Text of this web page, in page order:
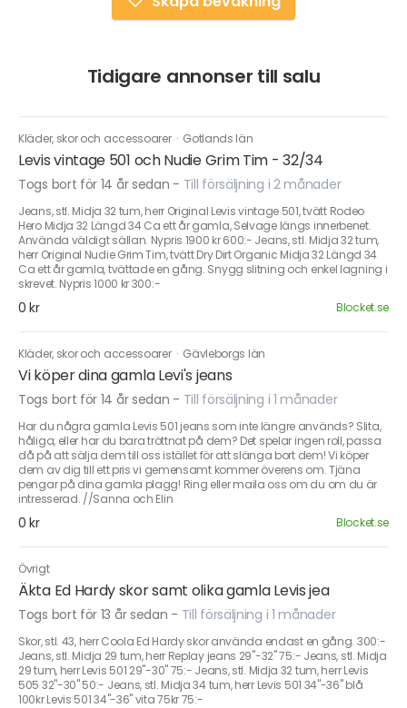
Tidigare annonser till salu
Kläder, skor och accessoarer · Gotlands län
Levis vintage 501 och Nudie Grim Tim - 32/34
Togs bort för 14 år sedan - Till försäljning i 2 månader
Jeans, stl. Midja 32 tum, herr Original Levis vintage 501, tvätt Rodeo
Hero Midja 32 Längd 34 Ca ett år gamla, Selvage längs innerbenet.
Använda väldigt sällan. Nypris 1900 kr 600:- Jeans, stl. Midja 32 tum,
herr Original Nudie Grim Tim, tvätt Dry Dirt Organic Midja 32 Längd 34
Ca ett år gamla, tvättade en gång. Snygg slitning och enkel lagning i
skrevet. Nypris 1000 kr 300:-
0 kr Blocket.se
Kläder, skor och accessoarer · Gävleborgs län
Vi köper dina gamla Levi's jeans
Togs bort för 14 år sedan - Till försäljning i 1 månader
Har du några gamla Levis 501 jeans som inte längre används? Slita,
håliga, eller har du bara tröttnat på dem? Det spelar ingen roll, passa
då på att sälja dem till oss istället för att slänga bort dem! Vi köper
dem av dig till ett pris vi gemensamt kommer överens om. Tjäna
pengar på dina gamla plagg! Ring eller maila oss om du om du är
intresserad. //Sanna och Elin
0 kr Blocket.se
Övrigt
Äkta Ed Hardy skor samt olika gamla Levis jea
Togs bort för 13 år sedan - Till försäljning i 1 månader
Skor, stl. 43, herr Coola Ed Hardy skor använda endast en gång. 300:-
Jeans, stl. Midja 29 tum, herr Replay jeans 29"-32" 75:- Jeans, stl. Midja
29 tum, herr Levis 501 29"-30" 75:- Jeans, stl. Midja 32 tum, herr Levis
505 32"-30" 50:- Jeans, stl. Midja 34 tum, herr Levis 501 34"-36" blå
100kr Levis 501 34"-36" vita 75kr 75:-